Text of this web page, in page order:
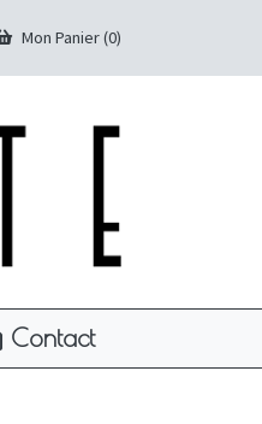
Mon Panier (0)
Contact